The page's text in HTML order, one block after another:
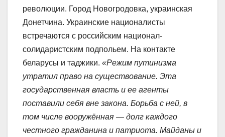
революции. Город Новогродовка, украинская
Донетчина. Украинские националисты
встречаются с российским национал-
солидаристским подпольем. На контакте
беларусы и таджики. «Режим путинизма
утратил право на существование. Эта
государственная власть и ее агенты
поставили себя вне закона. Борьба с ней, в
том числе вооружённая — долг каждого
честного гражданина и патриота. Майданы и